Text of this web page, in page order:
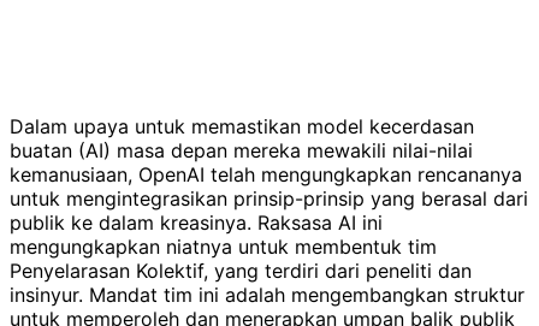
Dalam upaya untuk memastikan model kecerdasan
buatan (AI) masa depan mereka mewakili nilai-nilai
kemanusiaan, OpenAI telah mengungkapkan rencananya
untuk mengintegrasikan prinsip-prinsip yang berasal dari
publik ke dalam kreasinya. Raksasa AI ini
mengungkapkan niatnya untuk membentuk tim
Penyelarasan Kolektif, yang terdiri dari peneliti dan
insinyur. Mandat tim ini adalah mengembangkan struktur
untuk memperoleh dan menerapkan umpan balik publik